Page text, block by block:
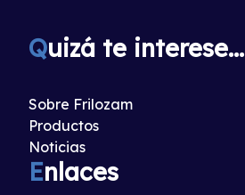
Quizá te interese...
Sobre Frilozam
Productos
Noticias
Enlaces